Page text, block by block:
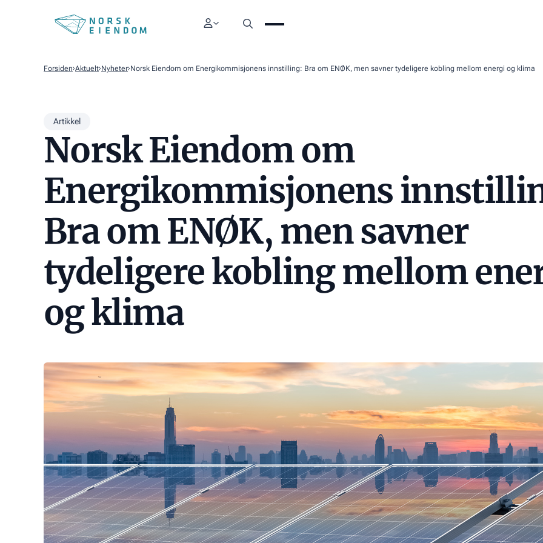
Forsiden Aktuelt Nyheter Norsk Eiendom om Energikommisjonens innstilling: Bra om ENØK, men savner tydeligere kobling mellom energi og klima
Artikkel
Norsk Eiendom om
Energikommisjonens
Bra om ENØK, men savner
tydeligere kobling mellom
og klima